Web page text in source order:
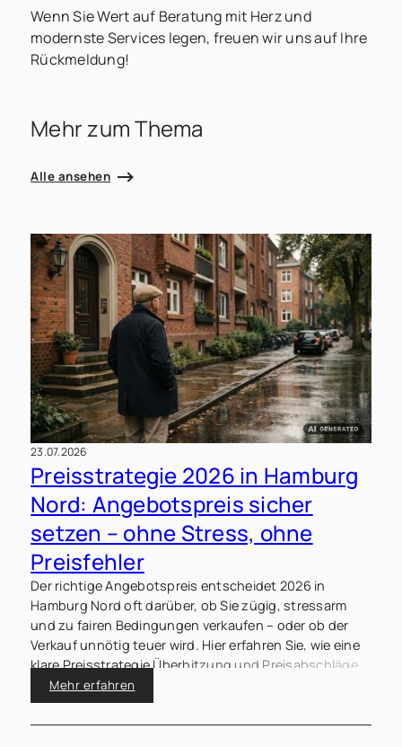
Wenn Sie Wert auf Beratung mit Herz und
modernste Services legen, freuen wir uns auf Ihre
Rückmeldung!
Mehr zum Thema
Alle ansehen
23.07.2026
Preisstrategie 2026 in Hamburg
Nord: Angebotspreis sicher
setzen – ohne Stress, ohne
Preisfehler
Der richtige Angebotspreis entscheidet 2026 in
Hamburg Nord oft darüber, ob Sie zügig, stressarm
und zu fairen Bedingungen verkaufen – oder ob der
Verkauf unnötig teuer wird. Hier erfahren Sie, wie eine
klare Preisstrategie Überhitzung und Preisabschläge
vermeiden kann.
Mehr erfahren